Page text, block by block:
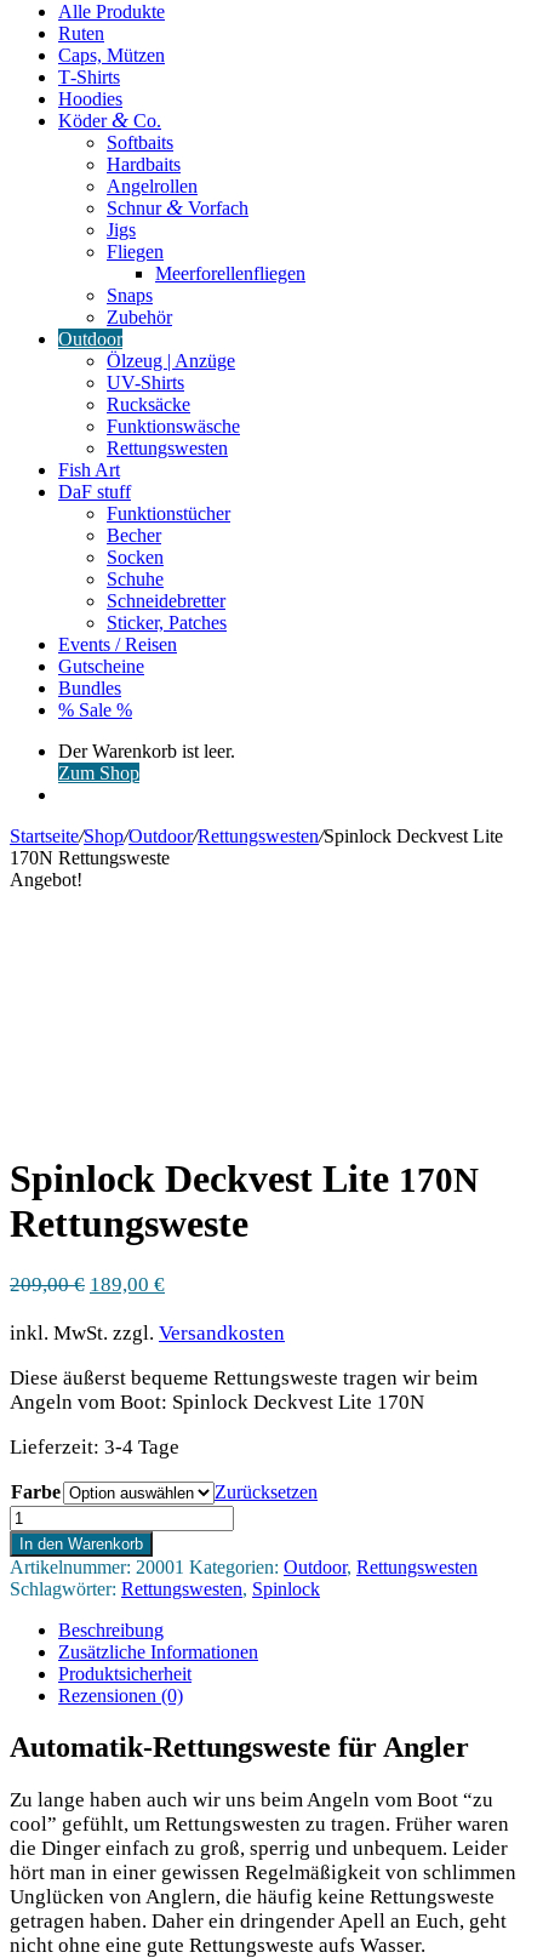
Alle Produkte
Ruten
Caps, Mützen
T‑Shirts
Hoodies
Köder& Co.
Softbaits
Hardbaits
Angelrollen
Schnur& Vorfach
Jigs
Fliegen
Meerforellenfliegen
Snaps
Zubehör
Outdoor
Ölzeug | Anzüge
UV-Shirts
Rucksäcke
Funktionswäsche
Rettungswesten
Fish Art
DaF stuff
Funktionstücher
Becher
Socken
Schuhe
Schneidebretter
Sticker, Patches
Events / Reisen
Gutscheine
Bundles
% Sale %
Warenkorb
ansehen
Der Warenkorb ist leer.
Zum Shop
Startseite/Shop/Outdoor/Rettungswesten/Spinlock Deckvest Lite
170N Rettungsweste
Angebot!
Spinlock Deckvest Lite 170N
Rettungsweste
209,00€ Ursprünglicher
war:
189,00 €Aktueller
ist:
inkl. MwSt. zzgl. Versandkosten
Diese äußerst bequeme Rettungsweste tragen wir beim
Angeln vom Boot: Spinlock Deckvest Lite 170N
Lieferzeit: 3-4 Tage
Farbe
Zurücksetzen
Spinlock
Deckvest
Lite
170N
Rettungsweste
Menge
In den Warenkorb
Artikelnummer: 20001 Kategorien: Outdoor, Rettungswesten
Schlagwörter: Rettungswesten, Spinlock
Beschreibung
Zusätzliche Informationen
Produktsicherheit
Rezensionen (0)
Automatik-Rettungsweste für Angler
Zu lan­ge haben auch wir uns beim Angeln vom Boot “zu
cool” gefühlt, um Ret­tungs­wes­ten zu tra­gen. Frü­her waren
die Din­ger ein­fach zu groß, sper­rig und unbe­quem. Lei­der
hört man in einer gewis­sen Regel­mä­ßig­keit von schlim­men
Unglü­cken von Ang­lern, die häu­fig kei­ne Ret­tungs­wes­te
getra­gen haben. Daher ein drin­gen­der Apell an Euch, geht
nicht ohne eine gute Ret­tungs­wes­te aufs Wasser.